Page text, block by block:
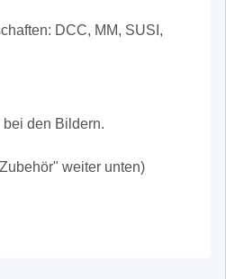
DCC, MM, SUSI,
den Bildern.
weiter unten)